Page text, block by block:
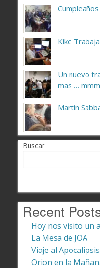
Kike
Un nuevo
mas …
Martin
Buscar
Recent
Hoy nos visito un
La Mesa de JOA
Viaje al
Orion en la